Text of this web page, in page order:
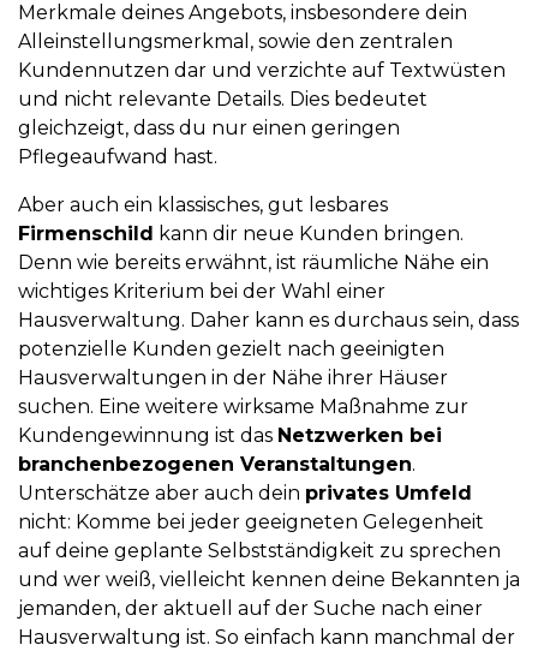
Merkmale deines Angebots, insbesondere dein
Alleinstellungsmerkmal, sowie den zentralen
Kundennutzen dar und verzichte auf Textwüsten
und nicht relevante Details. Dies bedeutet
gleichzeigt, dass du nur einen geringen
Pflegeaufwand hast.
Aber auch ein klassisches, gut lesbares
Firmenschild kann dir neue Kunden bringen.
Denn wie bereits erwähnt, ist räumliche Nähe ein
wichtiges Kriterium bei der Wahl einer
Hausverwaltung. Daher kann es durchaus sein, dass
potenzielle Kunden gezielt nach geeinigten
Hausverwaltungen in der Nähe ihrer Häuser
suchen. Eine weitere wirksame Maßnahme zur
Kundengewinnung ist das Netzwerken bei
branchenbezogenen Veranstaltungen.
Unterschätze aber auch dein privates Umfeld
nicht: Komme bei jeder geeigneten Gelegenheit
auf deine geplante Selbstständigkeit zu sprechen
und wer weiß, vielleicht kennen deine Bekannten ja
jemanden, der aktuell auf der Suche nach einer
Hausverwaltung ist. So einfach kann manchmal der